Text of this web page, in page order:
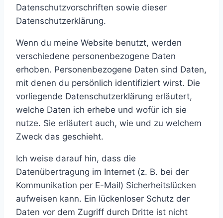
Datenschutzvorschriften sowie dieser
Datenschutzerklärung.
Wenn du meine Website benutzt, werden
verschiedene personenbezogene Daten
erhoben. Personenbezogene Daten sind Daten,
mit denen du persönlich identifiziert wirst. Die
vorliegende Datenschutzerklärung erläutert,
welche Daten ich erhebe und wofür ich sie
nutze. Sie erläutert auch, wie und zu welchem
Zweck das geschieht.
Ich weise darauf hin, dass die
Datenübertragung im Internet (z. B. bei der
Kommunikation per E-Mail) Sicherheitslücken
aufweisen kann. Ein lückenloser Schutz der
Daten vor dem Zugriff durch Dritte ist nicht